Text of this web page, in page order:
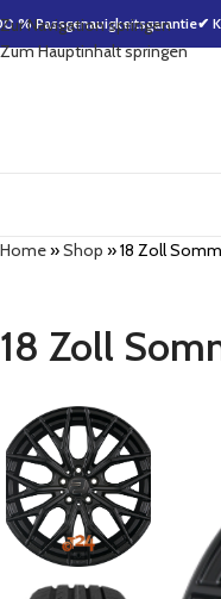
Zur Navigation springen
Zum Hauptinhalt springen
% Passgenauigkeitsgarantie✔
Home»Shop »18 Zoll
18 Zoll